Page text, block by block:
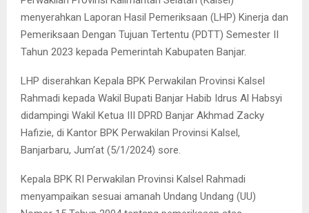
menyerahkan Laporan Hasil Pemeriksaan (LHP) Kinerja dan
Pemeriksaan Dengan Tujuan Tertentu (PDTT) Semester II
Tahun 2023 kepada Pemerintah Kabupaten Banjar.
LHP diserahkan Kepala BPK Perwakilan Provinsi Kalsel
Rahmadi kepada Wakil Bupati Banjar Habib Idrus Al Habsyi
didampingi Wakil Ketua III DPRD Banjar Akhmad Zacky
Hafizie, di Kantor BPK Perwakilan Provinsi Kalsel,
Banjarbaru, Jum’at (5/1/2024) sore.
Kepala BPK RI Perwakilan Provinsi Kalsel Rahmadi
menyampaikan sesuai amanah Undang Undang (UU)